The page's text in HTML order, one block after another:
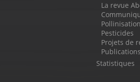
La revue
Pollinisation
Pesticides
Projets de
Statistiques